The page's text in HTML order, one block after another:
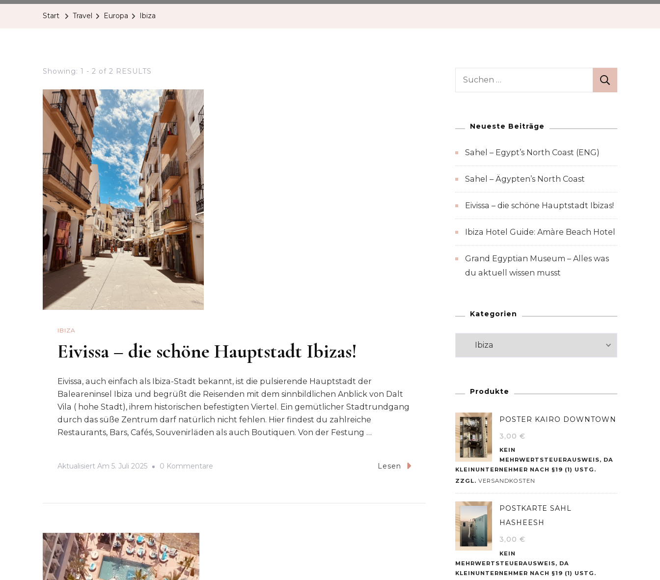
Start Travel Europa Ibiza
Showing: 1 - 2 of 2 RESULTS
IBIZA
Eivissa – die schöne Hauptstadt Ibizas!
Eivissa, auch einfach als Ibiza-Stadt bekannt, ist die pulsierende Hauptstadt der
Baleareninsel Ibiza und begrüßt die Reisenden mit dem sinnbildlichen Anblick von Dalt
Vila ( hohe Stadt), ihrem historischen befestigten Viertel. Ein gemütlicher Stadtrundgang
durch das süße Zentrum darf natürlich nicht fehlen. Hier findest du zahlreiche
Restaurants, Bars, Cafés, Souvenirläden als auch Boutiquen. Von der Festung …
Aktualisiert Am 5. Juli 2025 0 Kommentare Lesen
Suchen
Neueste Beiträge
Sahel – Egypt’s North Coast (ENG)
Sahel – Ägypten’s North Coast
Eivissa – die schöne Hauptstadt Ibizas!
Ibiza Hotel Guide: Amàre Beach Hotel
Grand Egyptian Museum – Alles was
du aktuell wissen musst
Kategorien
Kategorien
Produkte
POSTER KAIRO DOWNTOWN
3,00 €
KEIN
MEHRWERTSTEUERAUSWEIS, DA
KLEINUNTERNEHMER NACH §19 (1) USTG.
ZZGL. VERSANDKOSTEN
POSTKARTE SAHL
HASHEESH
3,00 €
KEIN
MEHRWERTSTEUERAUSWEIS, DA
KLEINUNTERNEHMER NACH §19 (1) USTG.